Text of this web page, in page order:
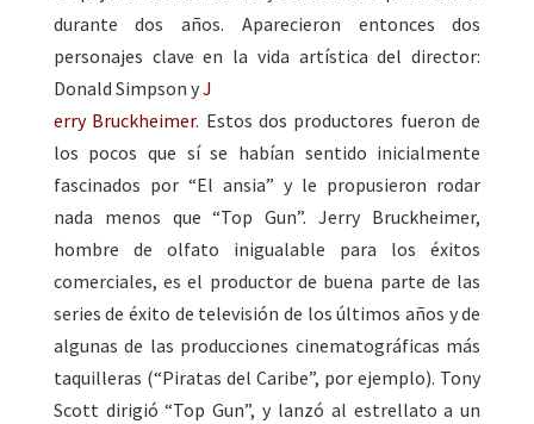
durante dos años. Aparecieron entonces dos
personajes clave en la vida artística del director:
Donald Simpson yJ
erry Bruckheimer. Estos dos productores fueron de
los pocos que sí se habían sentido inicialmente
fascinados por “El ansia” y le propusieron rodar
nada menos que “Top Gun”. Jerry Bruckheimer,
hombre de olfato inigualable para los éxitos
comerciales, es el productor de buena parte de las
series de éxito de televisión de los últimos años y de
algunas de las producciones cinematográficas más
taquilleras (“Piratas del Caribe”, por ejemplo). Tony
Scott dirigió “Top Gun”, y lanzó al estrellato a un